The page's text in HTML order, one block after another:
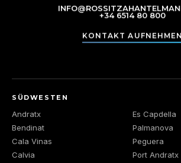
+34 6514 80 800
KONTAKT AUFNEHMEN
SÜDWESTEN
Andratx
Bendinat
Cala Vinas
Calvia
Es Capdella
Palmanova
Peguera
Port Andratx